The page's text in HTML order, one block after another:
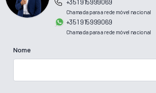
+351 915999069
Chamada para a rede móvel nacional
+351 915999069
Chamada para a rede móvel nacional
Nome